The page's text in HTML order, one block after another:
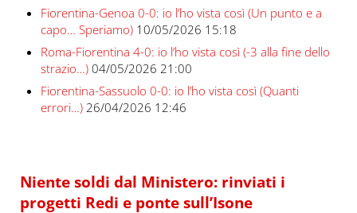
Fiorentina-Genoa 0-0: io l’ho vista così (Un punto e a
capo… Speriamo) 10/05/2026 15:18
Roma-Fiorentina 4-0: io l’ho vista così (-3 alla fine dello
strazio…) 04/05/2026 21:00
Fiorentina-Sassuolo 0-0: io l’ho vista così (Quanti
errori…) 26/04/2026 12:46
Niente soldi dal Ministero: rinviati i
progetti Redi e ponte sull’Isone